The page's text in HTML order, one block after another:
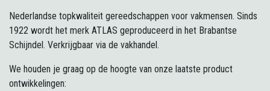
Nederlandse topkwaliteit gereedschappen voor vakmensen. Sinds
1922 wordt het merk ATLAS geproduceerd in het Brabantse
Schijndel. Verkrijgbaar via de vakhandel.
We houden je graag op de hoogte van onze laatste product
ontwikkelingen: